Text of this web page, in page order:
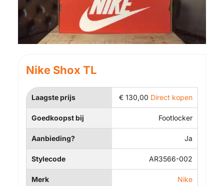
Nike Shox TL
Laagste prijs € 130,00 Direct kopen
Goedkoopst bij Footlocker
Aanbieding? Ja
Stylecode AR3566-002
Merk Nike